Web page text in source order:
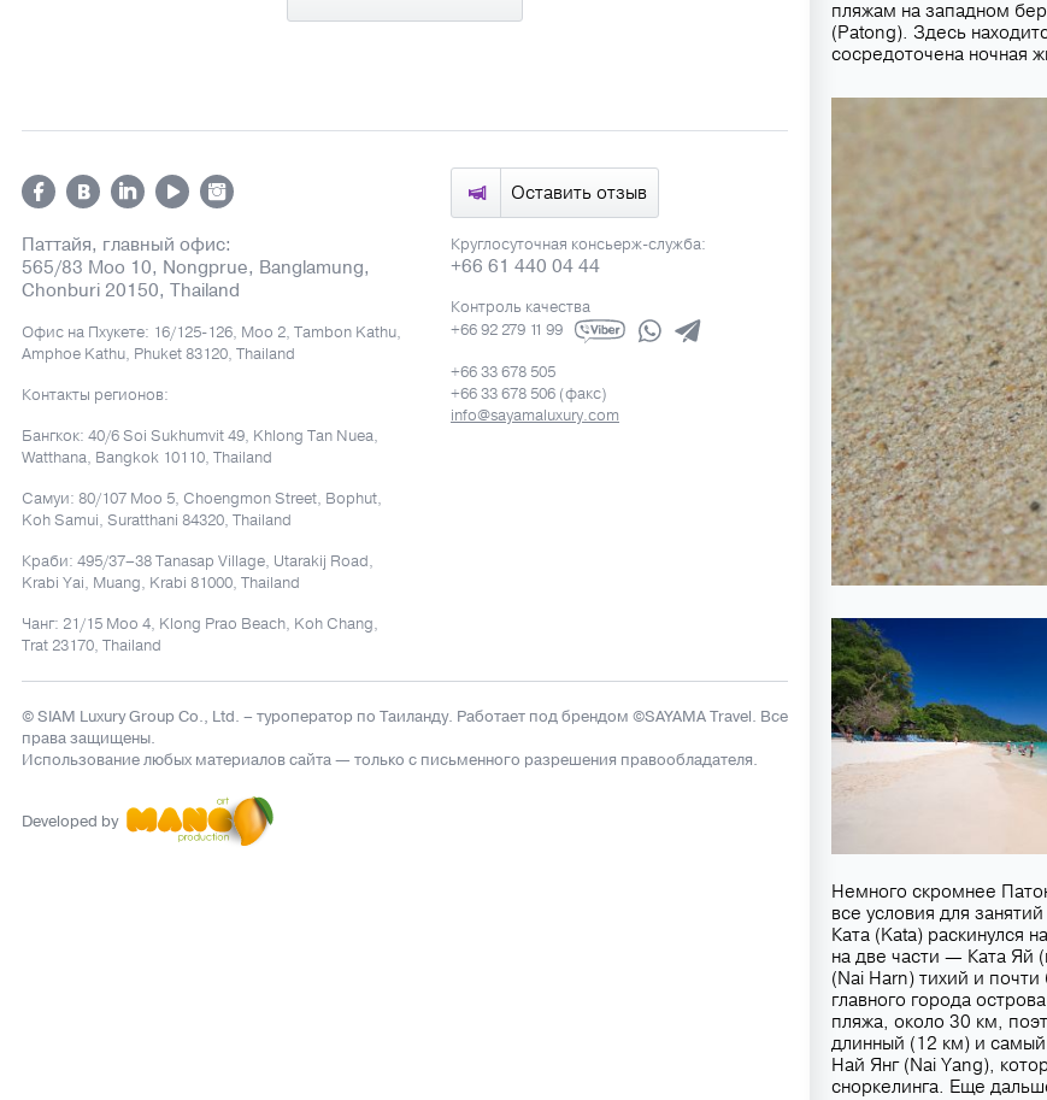
Оставить отзыв
Паттайя, главный офис:
565/83 Moo 10, Nongprue, Banglamung,
Chonburi 20150, Thailand
Офис на Пхукете: 16/125-126, Moo 2, Tambon Kathu,
Amphoe Kathu, Phuket 83120, Thailand
Контакты регионов:
Бангкок: 40/6 Soi Sukhumvit 49, Khlong Tan Nuea,
Watthana, Bangkok 10110, Thailand
Самуи: 80/107 Moo 5, Choengmon Street, Bophut,
Koh Samui, Suratthani 84320, Thailand
Краби: 495/37–38 Tanasap Village, Utarakij Road,
Krabi Yai, Muang, Krabi 81000, Thailand
Чанг: 21/15 Moo 4, Klong Prao Beach, Koh Chang,
Trat 23170, Thailand
Круглосуточная консьерж-служба:
+66 61 440 04 44
Контроль качества
+66 92 279 11 99
+66 33 678 505
+66 33 678 506 (факс)
info@sayamaluxury.com
© SIAM Luxury Group Co., Ltd. – туроператор по Таиланду. Работает под брендом ©SAYAMA Travel. Все
права защищены.
Использование любых материалов сайта — только с письменного разрешения правообладателя.
Developed by
пляжам на западном
(Patong). Здесь
сосредоточена ночная
Немного скромнее
все условия для
Ката (Kata) раскинулся
на две части — Ката Яй
(Nai Harn) тихий и
главного города
пляжа, около 30 км,
длинный (12 км) и
Най Янг (Nai Yang),
сноркелинга. Еще